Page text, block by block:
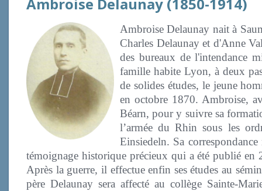
Ambroise Delaunay nait à
Charles Delaunay et d'Anne
des bureaux de l'intendance
famille habite Lyon, à deux
de solides études, le jeune
en octobre 1870. Ambroise,
Béarn, pour y suivre sa
l’armée du Rhin sous les
Einsiedeln. Sa
témoignage historique précieux qui a été publié
Après la guerre, il effectue enfin ses études au
père Delaunay sera affecté au collège Sainte-